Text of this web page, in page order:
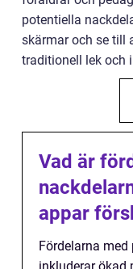
potentiella
skärmar och se till
traditionell lek och
Vad är
appar
Fördelarna
inkluderar ökad